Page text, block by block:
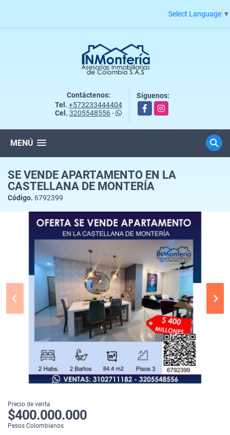
Select Language ▼
Contáctenos:
Tel. +573233444404
Cel. 3205548556-
Síguenos:
FacebookInstagram
MENÚ
SE VENDE APARTAMENTO EN LA
CASTELLANA DE MONTERÍA
Código. 6792399
Precio de venta
$400.000.000
Pesos Colombianos